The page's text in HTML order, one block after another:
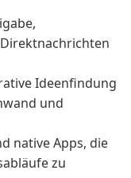
Ideenfindung
und
native Apps, die
zu